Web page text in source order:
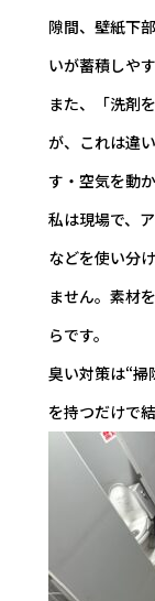
隙間、壁紙下
いが蓄積しや
また、「洗剤
が、これは違
す・空気を動
私は現場で、
などを使い分
ません。素材
らです。
臭い対策は“掃
を持つだけで